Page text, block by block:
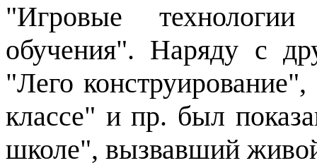
"Игровые
обучения". Наряду с
"Лего
классе" и пр. был
школе", вызвавший